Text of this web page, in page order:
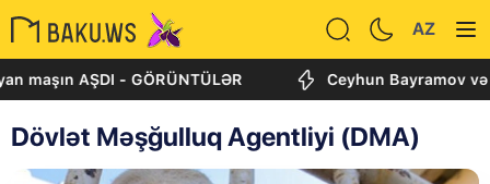
AZ
maşın AŞDI - GÖRÜNTÜLƏR Ceyhun Bayramov və
Dövlət Məşğulluq Agentliyi (DMA)